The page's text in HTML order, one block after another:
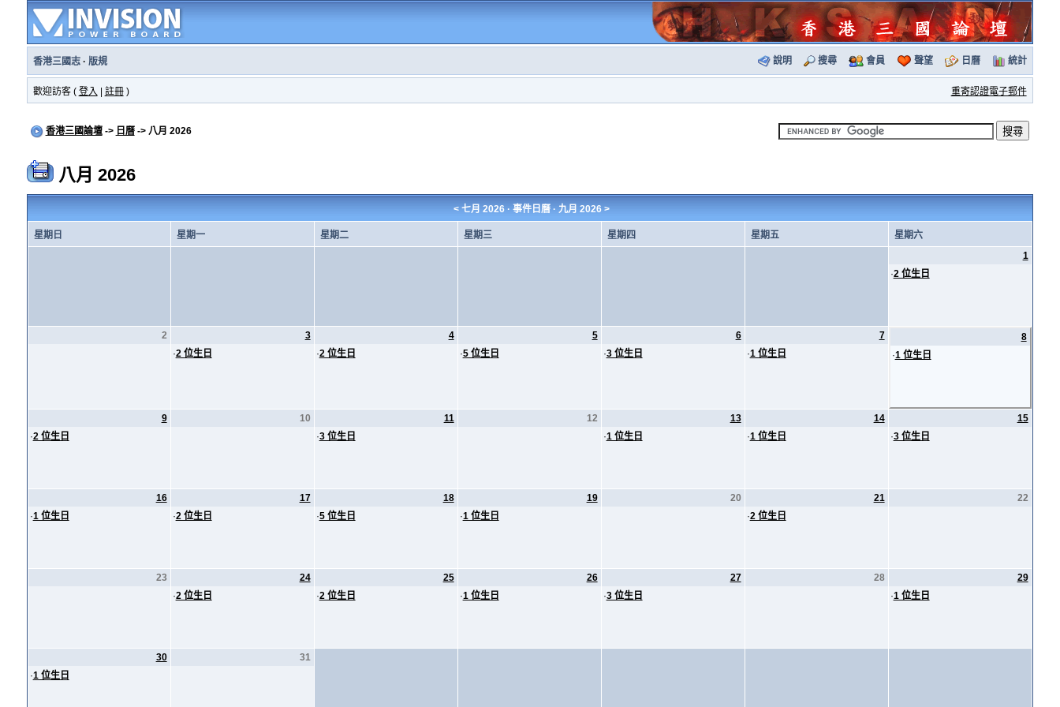
香港三國志· 版規 說明 搜尋 會員 聲望 日曆 統計
歡迎訪客 ( 登入 註冊) 重寄認證電子郵件
香港三國論壇-> 日曆-> 八月 2026
八月 2026
<七月 2026 · 事件日曆 ·九月 2026 >
星期日 星期一 星期二 星期三 星期四 星期五
星期六
1
·2 位生日
2
3
·2 位生日
4
·2 位生日
5
·5 位生日
6
·3 位生日
7
·1 位生日
8
·1 位生日
9
·2 位生日
10
11
·3 位生日
12
13
·1 位生日
14
·1 位生日
15
·3 位生日
16
·1 位生日
17
·2 位生日
18
·5 位生日
19
·1 位生日
20
21
·2 位生日
22
23
24
·2 位生日
25
·2 位生日
26
·1 位生日
27
·3 位生日
28
29
·1 位生日
30
·1 位生日
31